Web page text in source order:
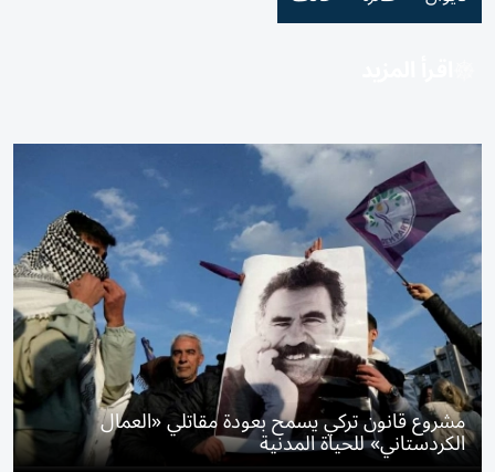
مشروع قانون تركي يسمح بعودة مقاتلي «العمال
الكردستاني» للحياة المدنية